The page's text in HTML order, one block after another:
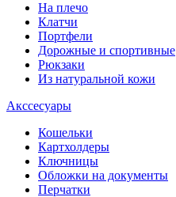
На плечо
Клатчи
Портфели
Дорожные и спортивные
Рюкзаки
Из натуральной кожи
Акссесуары
Кошельки
Картхолдеры
Ключницы
Обложки на документы
Перчатки